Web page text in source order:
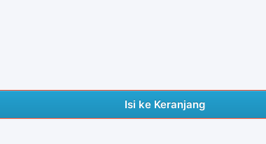
Isi ke Keranjang